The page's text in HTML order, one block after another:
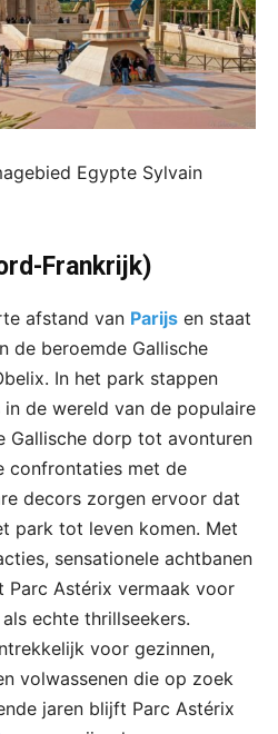
Egypte Sylvain
Frankrijk)
afstand van Parijs en staat
de beroemde Gallische
In het park stappen
de wereld van de populaire
Gallische dorp tot avonturen
confrontaties met de
decors zorgen ervoor dat
park tot leven komen. Met
sensationele achtbanen
Astérix vermaak voor
echte thrillseekers.
voor gezinnen,
volwassenen die op zoek
jaren blijft Parc Astérix